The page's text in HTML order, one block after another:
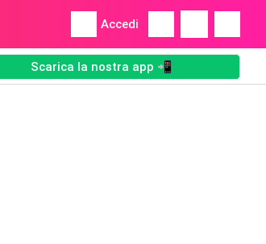
Accedi
Scarica la nostra app 📲